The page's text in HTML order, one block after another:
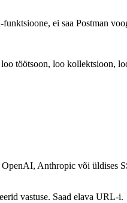
ei saa Postman
töötsoon, loo kollektsioon,
Anthropic või üldises
vastuse. Saad elava URL-i.